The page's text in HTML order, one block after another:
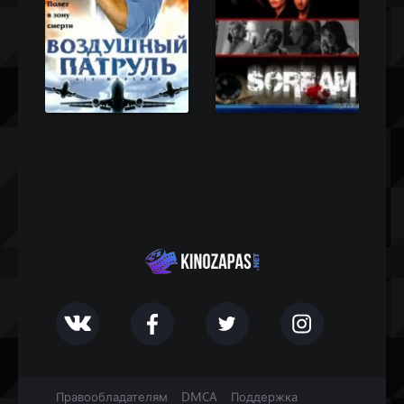
Правообладателям DMCA Поддержка